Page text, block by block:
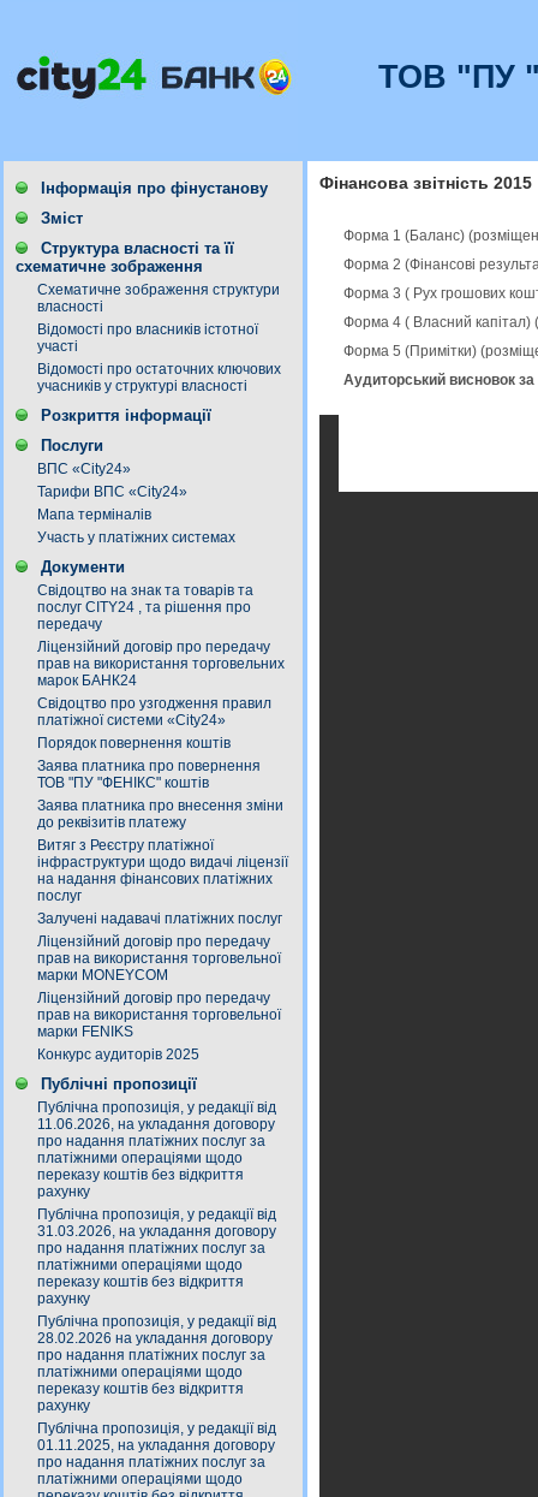
ТОВ "ПУ
Інформація про фінустанову
Зміст
Структура власності та її
схематичне зображення
Схематичне зображення структури
власності
Відомості про власників істотної
участі
Відомості про остаточних ключових
учасників у структурі власності
Розкриття інформації
Послуги
ВПС «City24»
Тарифи ВПС «City24»
Мапа терміналів
Участь у платіжних системах
Документи
Свідоцтво на знак та товарів та
послуг СITY24 , та рішення про
передачу
Ліцензійний договір про передачу
прав на використання торговельних
марок БАНК24
Свідоцтво про узгодження правил
платіжної системи «City24»
Порядок повернення коштів
Заява платника про повернення
ТОВ "ПУ "ФЕНІКС" коштів
Заява платника про внесення зміни
до реквізитів платежу
Витяг з Реєстру платіжної
інфраструктури щодо видачі ліцензії
на надання фінансових платіжних
послуг
Залучені надавачі платіжних послуг
Ліцензійний договір про передачу
прав на використання торговельної
марки MONEYCOM
Ліцензійний договір про передачу
прав на використання торговельної
марки FENIKS
Конкурс аудиторів 2025
Публічні пропозиції
Публічна пропозиція, у редакції від
11.06.2026, на укладання договору
про надання платіжних послуг за
платіжними операціями щодо
переказу коштів без відкриття
рахунку
Публічна пропозиція, у редакції від
31.03.2026, на укладання договору
про надання платіжних послуг за
платіжними операціями щодо
переказу коштів без відкриття
рахунку
Публічна пропозиція, у редакції від
28.02.2026 на укладання договору
про надання платіжних послуг за
платіжними операціями щодо
переказу коштів без відкриття
рахунку
Публічна пропозиція, у редакції від
01.11.2025, на укладання договору
про надання платіжних послуг за
платіжними операціями щодо
Фінансова звітність 2015
Форма 1 (Баланс)
Форма 2 (Фінансові
Форма 3 ( Рух грошових
Форма 4 ( Власний
Форма 5 (Примітки)
Аудиторський висновок